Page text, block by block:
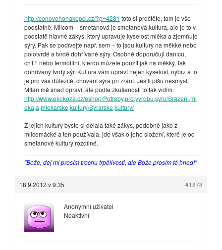
http://conovehonakopci.cz/?p=4281 toto si pročtěte, tam je vše
podstatně. Milcom – smetanová je smetanová kultura, ale je to v
podstatě hlavně zákys, který upravuje kyselost mléka a zjemňuje
sýry. Pak se podívejte např. sem – to jsou kultury na měkké nebo
polotvrdé a tvrdé dohřívané sýry. Osobně doporučuji danicu,
ch11 nebo termofilní, kterou můžete použít jak na měkký, tak
dohřívaný tvrdý sýr. Kultura vám upraví nejen kyselost, nýbrž a to
je pro vás důležité, chování sýra při zrání. Jestli píšu nesmysl,
MIlan mě snad opraví, ale podle zkušenosti to tak vidím.
http://www.ekokoza.cz/eshop/Potreby,pro,vyrobu,syru/Srazeni,ml
eka,a,mlekarske,kultury/Syrarske,kultury/
Z jejich kultury byste si dělala také zákys, podobně jako z
milcomácké a ten používala, jde však o jeho složení, které je od
smetanové kultury rozdílné.
"Bože, dej mi prosím trochu trpělivosti, ale Bože prosím tě hned!"
18.9.2012 v 9:35 #1878
Anonymní uživatel
Neaktivní